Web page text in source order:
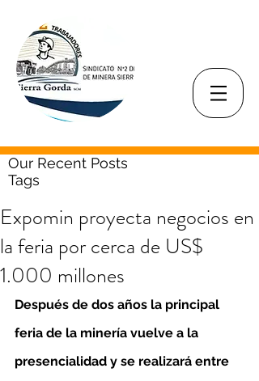
Our Recent Posts
Tags
Expomin proyecta negocios en
la feria por cerca de US$
1.000 millones
Después de dos años la principal
feria de la minería vuelve a la
presencialidad y se realizará entre